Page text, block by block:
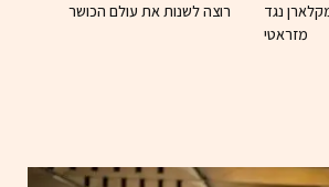
נגד
מזראטי
רוצה לשנות את עולם הכושר